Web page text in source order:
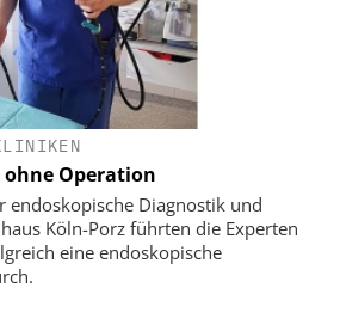
Operation
endoskopische Diagnostik und
Köln-Porz führten die Experten
eine endoskopische